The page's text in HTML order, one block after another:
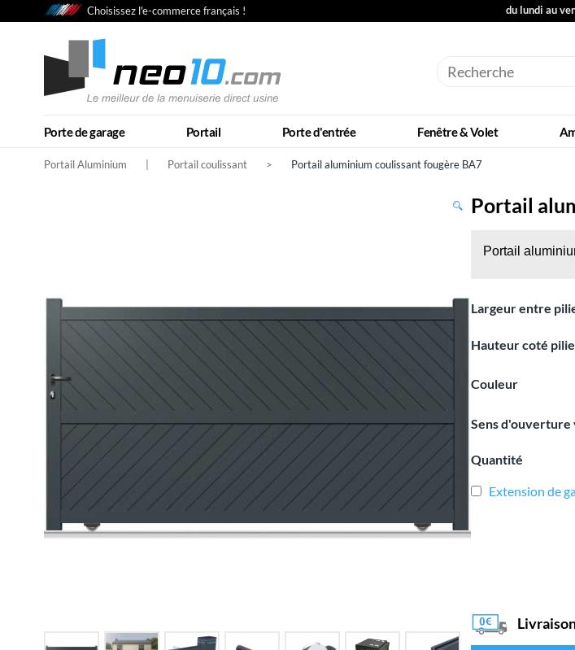
Choisissez l'e-commerce français ! du lundi au
Porte de garage Portail Porte d'entrée Fenêtre & Volet
Portail Aluminium Portail coulissant > Portail aluminium coulissant fougère BA7
Portail
Portail
Largeur entre
Hauteur coté
Couleur
Sens d'ouverture
Quantité
Extension de